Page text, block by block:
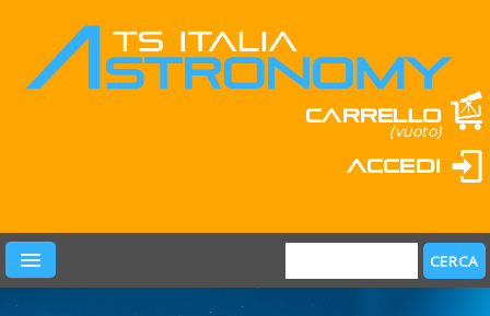
Carrello
(vuoto)
Accedi